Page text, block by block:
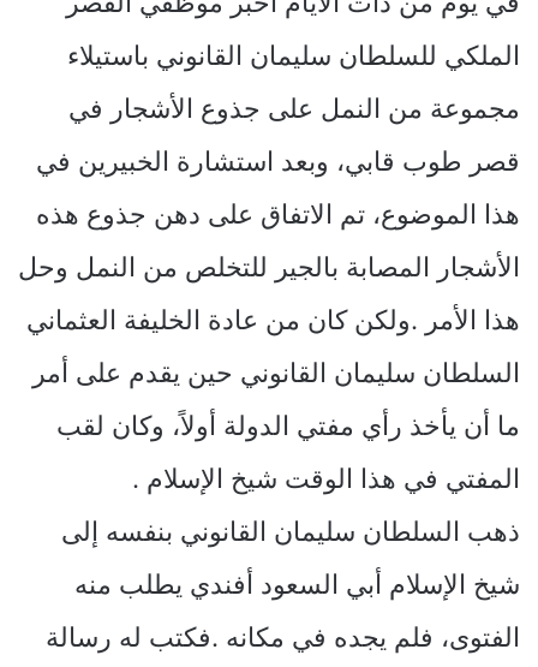
الملكي للسلطان سليمان القانوني باستيلاء
مجموعة من النمل على جذوع الأشجار في
قصر طوب قابي، وبعد استشارة الخبيرين في
هذا الموضوع، تم الاتفاق على دهن جذوع هذه
الأشجار المصابة بالجير للتخلص من النمل وحل
هذا الأمر .ولكن كان من عادة الخليفة العثماني
السلطان سليمان القانوني حين يقدم على أمر
ما أن يأخذ رأي مفتي الدولة أولاً، وكان لقب
المفتي في هذا الوقت شيخ الإسلام .
ذهب السلطان سليمان القانوني بنفسه إلى
شيخ الإسلام أبي السعود أفندي يطلب منه
الفتوى، فلم يجده في مكانه .فكتب له رسالة